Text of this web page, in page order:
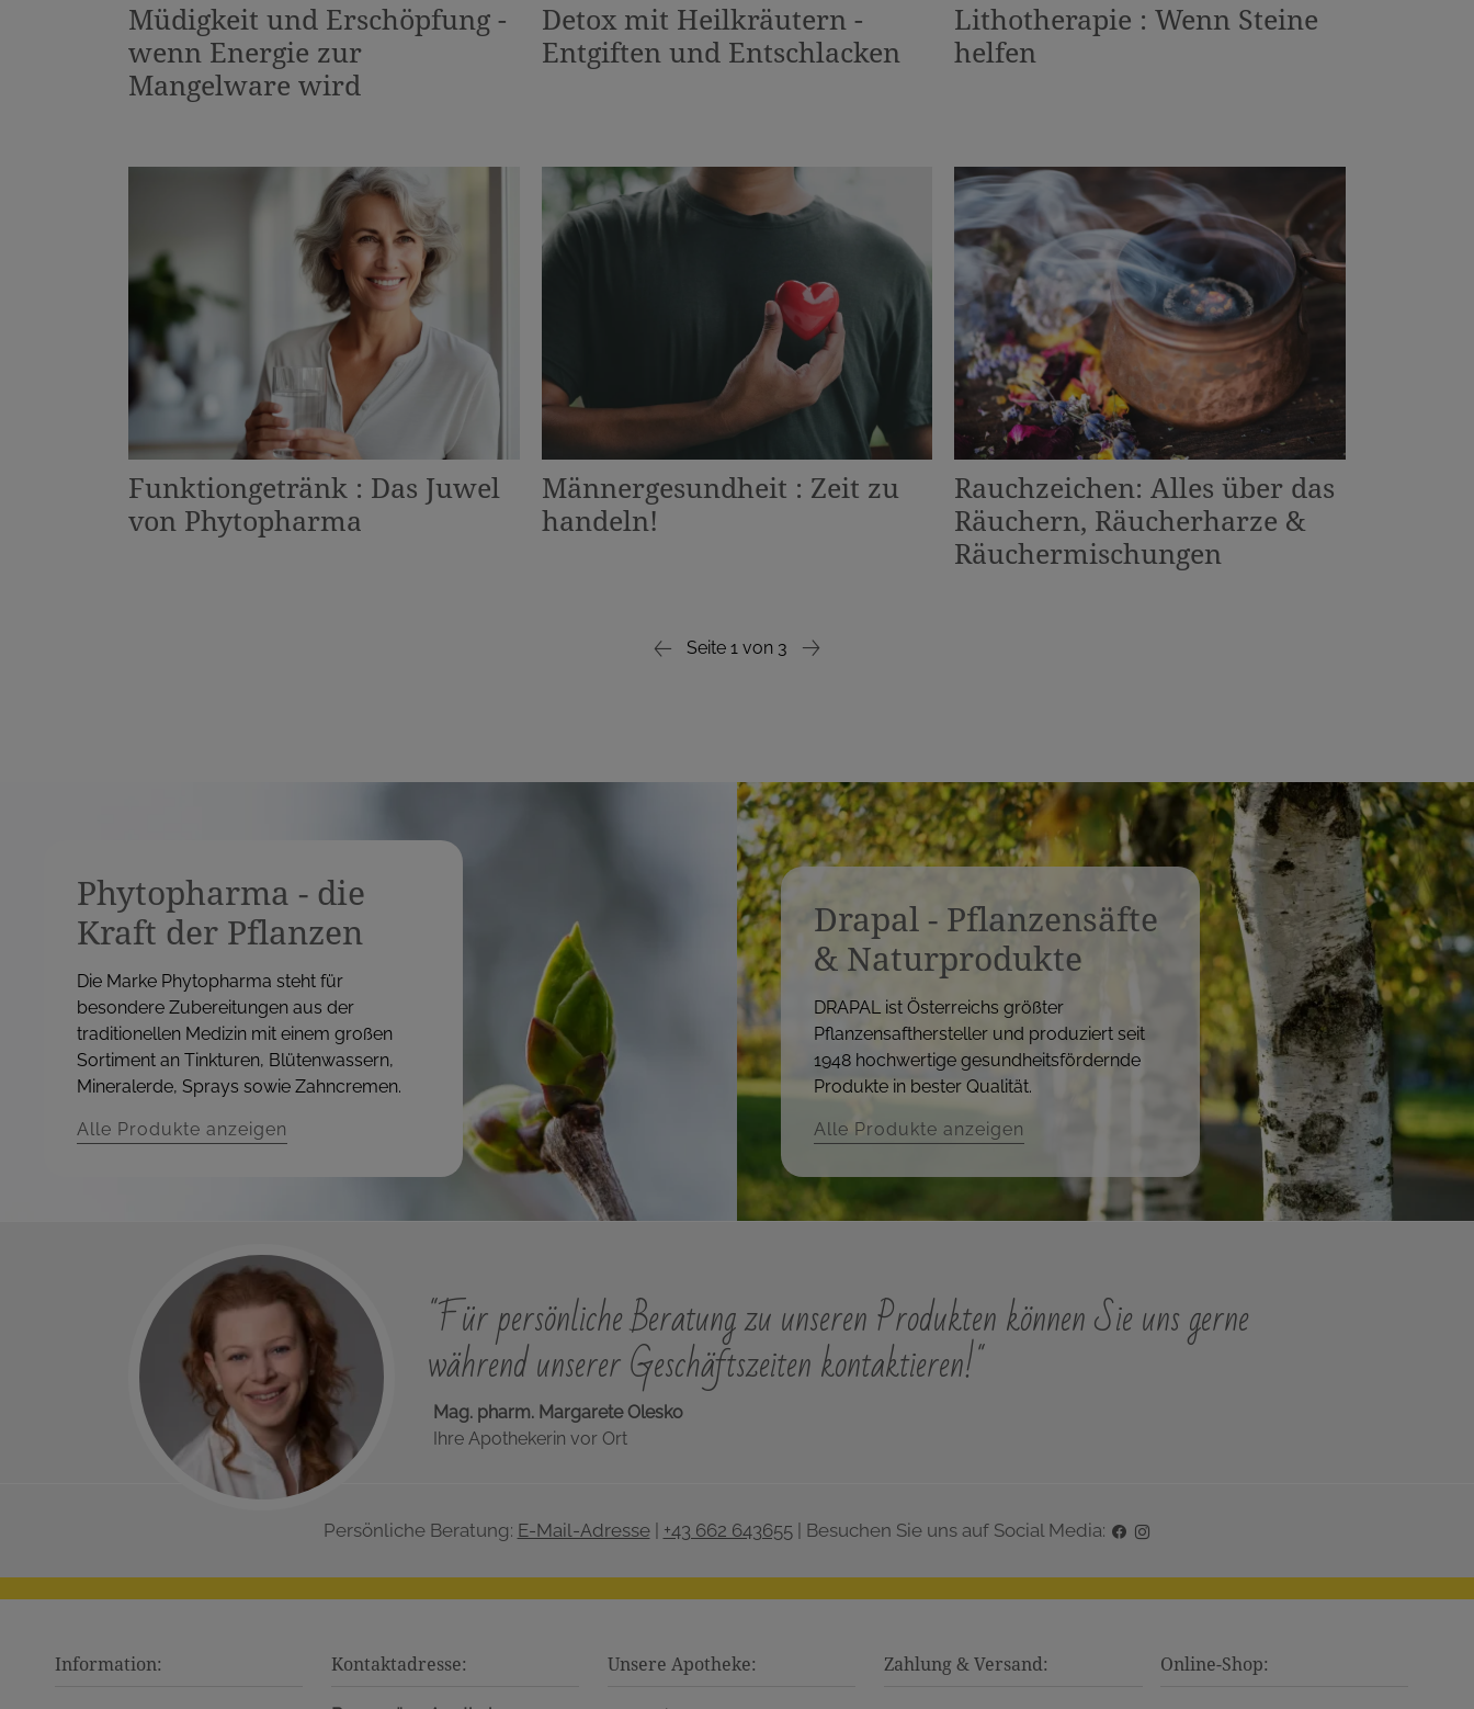
Müdigkeit und Erschöpfung -
wenn Energie zur
Mangelware wird
Detox mit Heilkräutern -
Entgiften und Entschlacken
Lithotherapie : Wenn Steine
helfen
Funktiongetränk : Das Juwel
von Phytopharma
Männergesundheit : Zeit zu
handeln!
Rauchzeichen: Alles über das
Räuchern, Räucherharze &
Räuchermischungen
Seite 1 von 3
Phytopharma - die
Kraft der Pflanzen
Die Marke Phytopharma steht für
besondere Zubereitungen aus der
traditionellen Medizin mit einem großen
Sortiment an Tinkturen, Blütenwassern,
Mineralerde, Sprays sowie Zahncremen.
Alle Produkte anzeigen
Drapal - Pflanzensäfte
& Naturprodukte
DRAPAL ist Österreichs größter
Pflanzensafthersteller und produziert seit
1948 hochwertige gesundheitsfördernde
Produkte in bester Qualität.
Alle Produkte anzeigen
"Für persönliche Beratung zu unseren Produkten können Sie uns gerne
während unserer Geschäftszeiten kontaktieren!"
Mag. pharm. Margarete Olesko
Ihre Apothekerin vor Ort
Persönliche Beratung: E-Mail-Adresse| +43 662 643655| Besuchen Sie uns auf Social Media:
Information: Kontaktadresse: Unsere Apotheke: Zahlung & Versand: Online-Shop: